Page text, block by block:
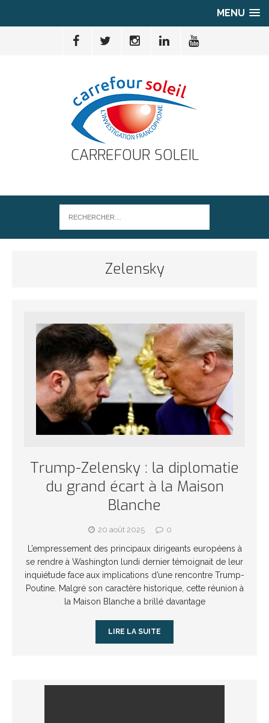
MENU
CARREFOUR SOLEIL
Zelensky
Trump-Zelensky : la diplomatie
du grand écart à la Maison
Blanche
20 août 2025 0
L’empressement des principaux dirigeants européens à
se rendre à Washington lundi dernier témoignait de leur
inquiétude face aux implications d’une rencontre Trump-
Poutine. Malgré son caractère historique, cette réunion à
la Maison Blanche a brillé davantage
LIRE LA SUITE